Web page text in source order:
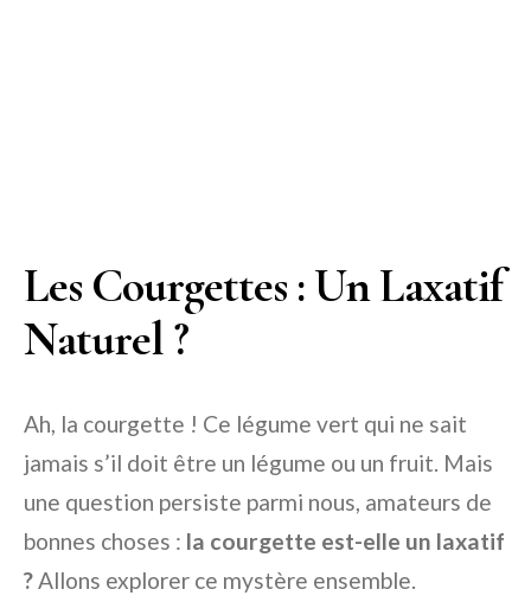
Les Courgettes : Un Laxatif
Naturel ?
Ah, la courgette ! Ce légume vert qui ne sait
jamais s’il doit être un légume ou un fruit. Mais
une question persiste parmi nous, amateurs de
bonnes choses : la courgette est-elle un laxatif
?Allons explorer ce mystère ensemble.